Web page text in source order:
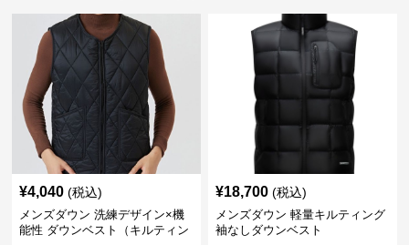
¥4,040 (税込)
メンズダウン 洗練デザイン×機
能性 ダウンベスト（キルティン
¥18,700 (税込)
メンズダウン 軽量キルティング
袖なしダウンベスト